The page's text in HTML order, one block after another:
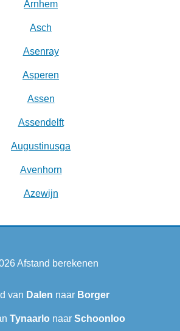
Arnhem
Asch
Asenray
Asperen
Assen
Assendelft
Augustinusga
Avenhorn
Azewijn
Afstand berekenen
van Dalen naar Borger
Tynaarlo naar Schoonloo